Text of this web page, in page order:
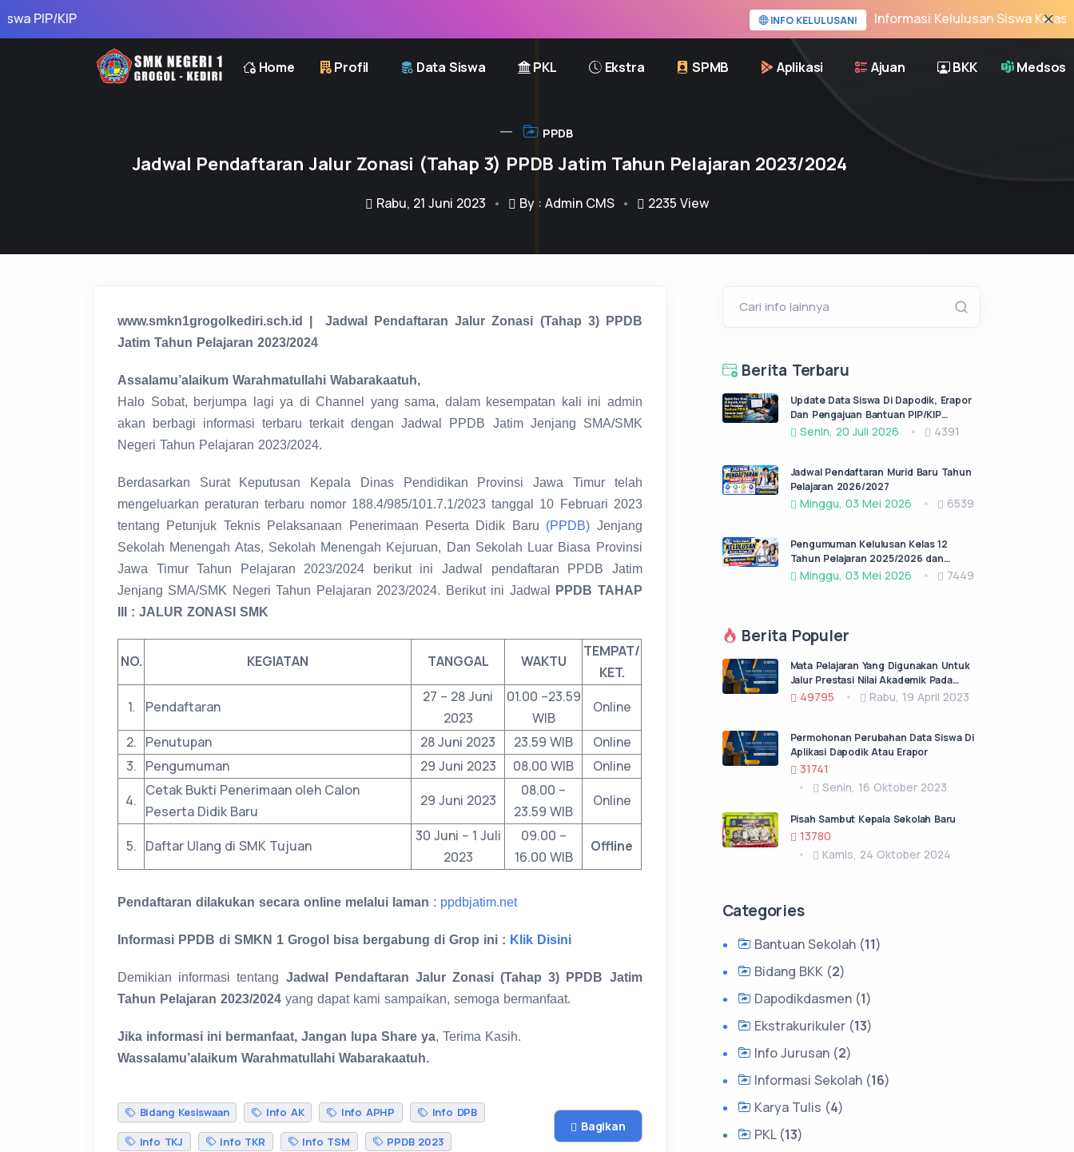
KIP INFO KELULUSAN! Informasi Kelulusan Siswa Kelas XII
Home Profil Data Siswa PKL Ekstra SPMB Aplikasi Ajuan BKK Medsos
PPDB
Jadwal Pendaftaran Jalur Zonasi (Tahap 3) PPDB Jatim Tahun Pelajaran 2023/2024
Rabu, 21 Juni 2023 By : Admin CMS 2235 View
www.smkn1grogolkediri.sch.id
| Jadwal Pendaftaran Jalur Zonasi (Tahap 3) PPDB
Jatim Tahun Pelajaran 2023/2024
Assalamu’alaikum Warahmatullahi Wabarakaatuh,
Halo Sobat, berjumpa lagi ya di Channel yang sama, dalam kesempatan kali ini admin
akan berbagi informasi terbaru terkait dengan Jadwal PPDB Jatim Jenjang SMA/SMK
Negeri Tahun Pelajaran 2023/2024.
Berdasarkan Surat Keputusan Kepala Dinas Pendidikan Provinsi Jawa Timur telah
mengeluarkan peraturan terbaru nomor 188.4/985/101.7.1/2023 tanggal 10 Februari 2023
tentang Petunjuk Teknis Pelaksanaan Penerimaan Peserta Didik Baru (PPDB) Jenjang
Sekolah Menengah Atas, Sekolah Menengah Kejuruan, Dan Sekolah Luar Biasa Provinsi
Jawa Timur Tahun Pelajaran 2023/2024 berikut ini Jadwal pendaftaran PPDB Jatim
Jenjang SMA/SMK Negeri Tahun Pelajaran 2023/2024. Berikut ini Jadwal
PPDB TAHAP
III : JALUR ZONASI SMK
NO. KEGIATAN TANGGAL WAKTU
TEMPAT/
KET.
1.
Pendaftaran
27 – 28 Juni
2023
01.00 –23.59
WIB
Online
2. Penutupan 28 Juni 2023 23.59 WIB
Online
3. Pengumuman 29 Juni 2023 08.00 WIB
Online
4.
Cetak Bukti Penerimaan oleh Calon
Peserta Didik Baru
29 Juni 2023
08.00 –
23.59 WIB
Online
5. Daftar Ulang di SMK Tujuan
30 Juni – 1 Juli
2023
09.00 –
16.00 WIB
Offline
Pendaftaran dilakukan secara online melalui laman : ppdbjatim.net
Informasi PPDB di SMKN 1 Grogol bisa bergabung di Grop ini : Klik Disini
Demikian informasi tentang Jadwal Pendaftaran Jalur Zonasi (Tahap 3) PPDB Jatim
Tahun Pelajaran 2023/2024 yang dapat kami sampaikan, semoga bermanfaat.
Jika informasi ini bermanfaat, Jangan lupa Share ya, Terima Kasih.
Wassalamu’alaikum Warahmatullahi Wabarakaatuh.
Bidang Kesiswaan Info AK Info APHP Info DPB
Info TKJ Info TKR Info TSM PPDB 2023
Bagikan
Cari info lainnya
Berita Terbaru
Update Data Siswa Di Dapodik, Erapor
Dan Pengajuan Bantuan PIP/KIP
Semester Ganjil Tahun 2026/2027
Senin, 20 Juli 2026 4391
Jadwal Pendaftaran Murid Baru Tahun
Pelajaran 2026/2027
Minggu, 03 Mei 2026 6539
Pengumuman Kelulusan Kelas 12
Tahun Pelajaran 2025/2026 dan
Permohonan Surat Keterangan lulus
Minggu, 03 Mei 2026 7449
Berita Populer
Mata Pelajaran Yang Digunakan Untuk
Jalur Prestasi Nilai Akademik Pada
PPDB Jatim Jenjang SMA/SMK Negeri
49795 Rabu, 19 April 2023
Permohonan Perubahan Data Siswa Di
Aplikasi Dapodik Atau Erapor
31741
Senin, 16 Oktober 2023
Pisah Sambut Kepala Sekolah Baru
13780
Kamis, 24 Oktober 2024
Categories
Bantuan Sekolah (11)
Bidang BKK (2)
Dapodikdasmen (1)
Ekstrakurikuler (13)
Info Jurusan (2)
Informasi Sekolah (16)
Karya Tulis (4)
PKL (13)